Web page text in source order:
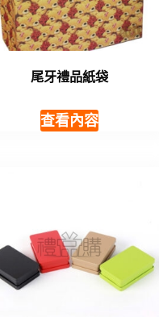
尾牙禮品紙袋
查看內容